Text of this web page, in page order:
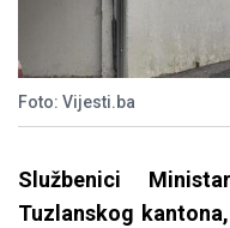
Foto: Vijesti.ba
Službenici
Tuzlanskog